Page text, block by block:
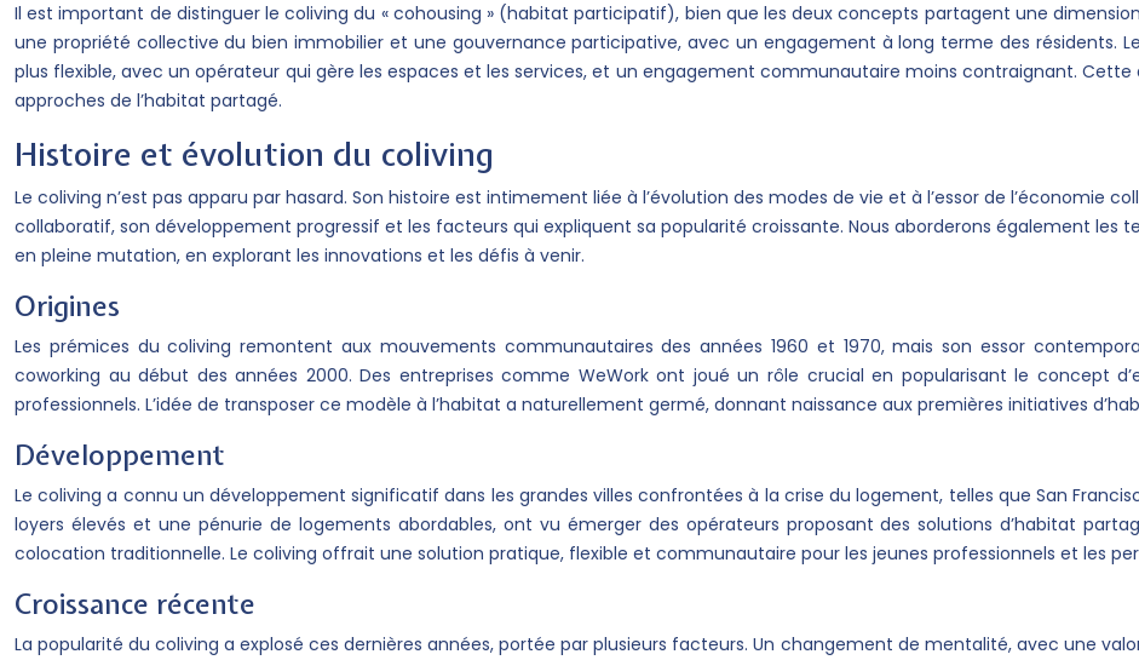
Il est important de distinguer le coliving du « cohousing » (habitat participatif), bien que les deux concepts partagent une
une propriété collective du bien immobilier et une gouvernance participative, avec un engagement à long terme des résidents.
plus flexible, avec un opérateur qui gère les espaces et les services, et un engagement communautaire moins contraignant.
approches de l’habitat partagé.
Histoire et évolution du coliving
Le coliving n’est pas apparu par hasard. Son histoire est intimement liée à l’évolution des modes de vie et à l’essor de l’économie
collaboratif, son développement progressif et les facteurs qui expliquent sa popularité croissante. Nous aborderons également les
en pleine mutation, en explorant les innovations et les défis à venir.
Origines
Les prémices du coliving remontent aux mouvements communautaires des années 1960 et 1970, mais son essor
coworking au début des années 2000. Des entreprises comme WeWork ont joué un rôle crucial en popularisant le concept
professionnels. L’idée de transposer ce modèle à l’habitat a naturellement germé, donnant naissance aux premières initiatives
Développement
Le coliving a connu un développement significatif dans les grandes villes confrontées à la crise du logement, telles que San
loyers élevés et une pénurie de logements abordables, ont vu émerger des opérateurs proposant des solutions d’habitat
colocation traditionnelle. Le coliving offrait une solution pratique, flexible et communautaire pour les jeunes professionnels et les
Croissance récente
La popularité du coliving a explosé ces dernières années, portée par plusieurs facteurs. Un changement de mentalité, avec une